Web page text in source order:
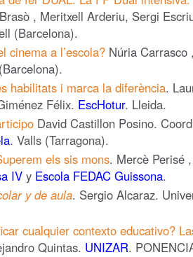
, Meritxell Arderiu, Sergi
(Barcelona).
cinema a l’escola? Núria
habilitats i marca la diferència.
Félix. EscHotur. Lleida.
David Castillon Posino.
. Valls (Tarragona).
els sis mons. Mercè Perisé
IV y Escola FEDAC Guissona.
y de aula. Sergio Alcaraz.
cualquier contexto educativo?
Quintas. UNIZAR.